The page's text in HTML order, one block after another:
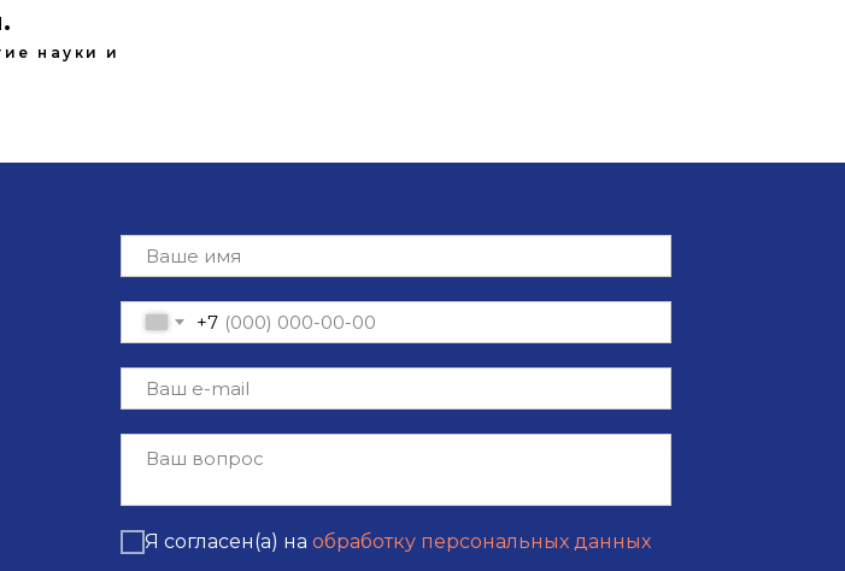
науки и
+7
Я согласен(а) на обработку персональных данных